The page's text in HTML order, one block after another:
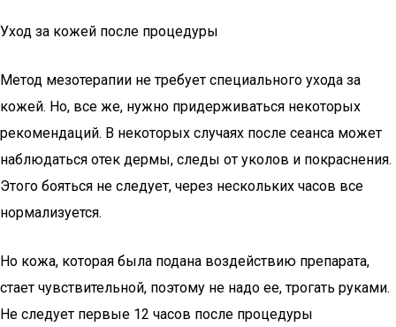
Уход за кожей после процедуры
Метод мезотерапии не требует специального ухода за
кожей. Но, все же, нужно придерживаться некоторых
рекомендаций. В некоторых случаях после сеанса может
наблюдаться отек дермы, следы от уколов и покраснения.
Этого бояться не следует, через нескольких часов все
нормализуется.
Но кожа, которая была подана воздействию препарата,
стает чувствительной, поэтому не надо ее, трогать руками.
Не следует первые 12 часов после процедуры